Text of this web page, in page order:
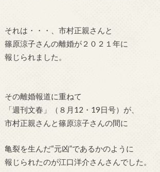
それは・・・、 市村正親さんと
篠原涼子さんの離婚が２０２１年に
報じられました。
その離婚報道に重ねて
「週刊文春」（８月12・19日号）が、
市村正親さんと篠原涼子さんの間に
亀裂を生んだ“元凶”であるかのように
報じられたのが江口洋介さんさんでした。